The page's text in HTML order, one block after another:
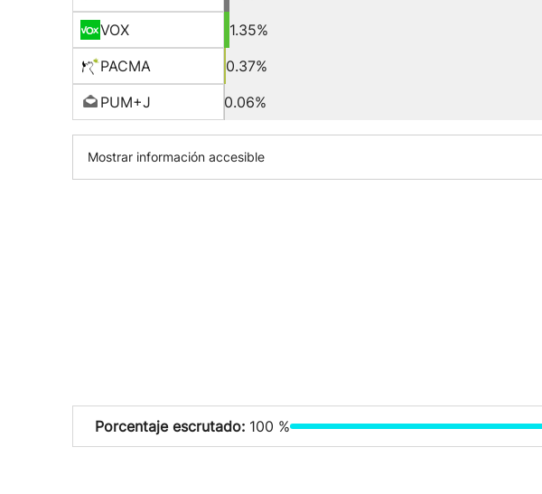
VOX
1.35%
PACMA
0.37%
PUM+J
0.06%
Mostrar información accesible
Porcentaje escrutado: 100 %